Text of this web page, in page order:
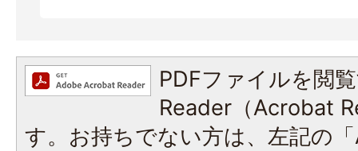
PDFファイルを閲
Reader（Acrobat
す。お持ちでない方は、左記の